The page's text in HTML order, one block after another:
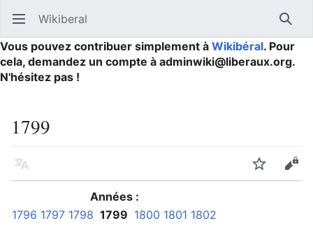
Ouvrir le menu principal Wikiberal
Vous pouvez contribuer simplement à Wikibéral. Pour
cela, demandez un compte à adminwiki@liberaux.org.
N'hésitez pas !
1799
Langue Suivre
Années :
1796 1797 1798 1799 1800 1801 1802